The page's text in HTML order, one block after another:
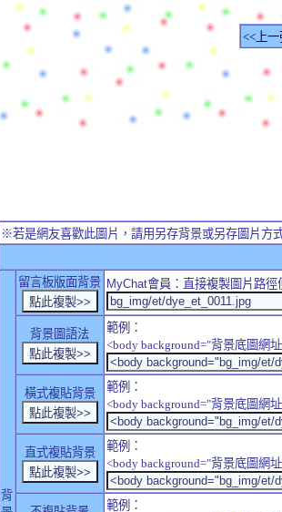
<<上一
※若是網友喜歡此圖片，請用另存背景或另存圖片方
背
留言板版面背景 MyChat會員：直接複製圖片路
背景圖語法
範例：
<body background="背景底圖網
橫式複貼背景
範例：
<body background="背景底圖網
直式複貼背景
範例：
<body background="背景底圖網
範例：